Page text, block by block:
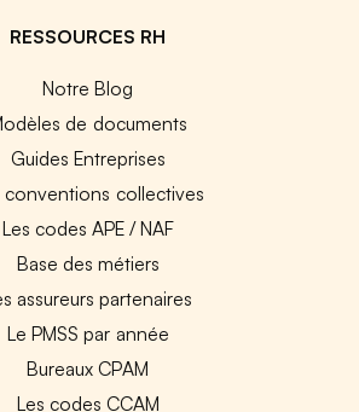
RESSOURCES RH
Notre Blog
de documents
Guides Entreprises
conventions collectives
Les codes APE / NAF
Base des métiers
assureurs partenaires
Le PMSS par année
Bureaux CPAM
Les codes CCAM